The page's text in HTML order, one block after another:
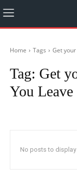
Home Tags Get
Tag: Get
You Leave
No posts to display